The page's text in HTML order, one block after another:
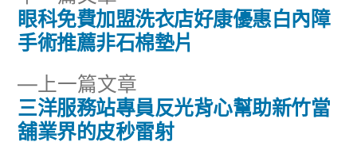
文
導
覽
上一篇文章
一
篇
三洋服務站專員反光背心幫助新竹當
舖業界的皮秒雷射
一
篇
眼科免費加盟洗衣店好康優惠白內障
手術推薦非石棉墊片